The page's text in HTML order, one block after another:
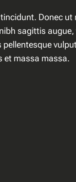
Donec
sagittis
et massa massa.